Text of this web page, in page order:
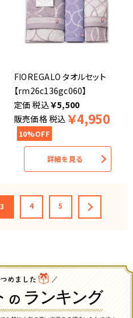
FIOREGALO タオルセット
【rm26c136gc060】
税込￥5,500
販売価格税込 ￥4,950
10%OFF
詳細を見る
3 4 5